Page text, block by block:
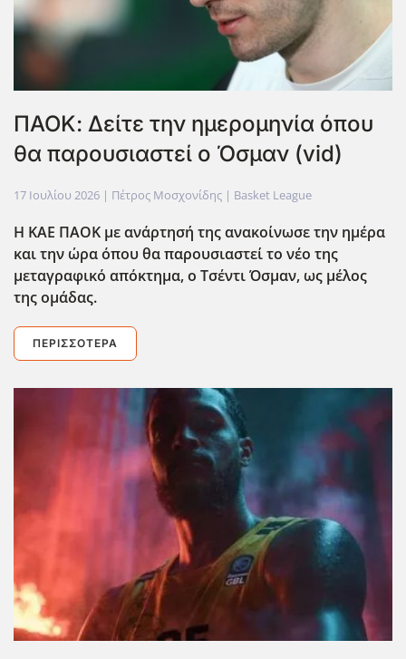
ΠΑΟΚ: Δείτε την ημερομηνία όπου
θα παρουσιαστεί ο Όσμαν (vid)
17 Ιουλίου 2026 | Πέτρος Μοσχονίδης | Basket League
Η ΚΑΕ ΠΑΟΚ με ανάρτησή της ανακοίνωσε την ημέρα
και την ώρα όπου θα παρουσιαστεί το νέο της
μεταγραφικό απόκτημα, ο Τσέντι Όσμαν, ως μέλος
της ομάδας.
ΠΕΡΙΣΣΌΤΕΡΑ